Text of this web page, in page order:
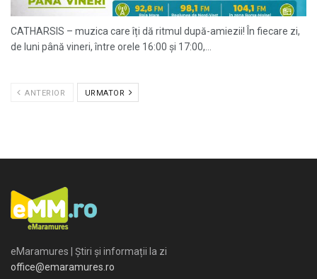
CATHARSIS – muzica care îți dă ritmul după-amiezii! În fiecare zi,
de luni până vineri, între orele 16:00 și 17:00,...
ANTERIOR URMATOR
eMaramures | Știri și informații la zi
office@emaramures.ro